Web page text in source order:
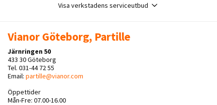
Visa verkstadens serviceutbud
Vianor Göteborg, Partille
Järnringen 50
433 30 Göteborg
Tel. 031-44 72 55
Email: partille@vianor.com
Öppettider
Mån-Fre: 07.00-16.00